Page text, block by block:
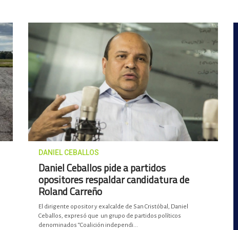
DANIEL CEBALLOS
Daniel Ceballos pide a partidos
opositores respaldar candidatura de
Roland Carreño
El dirigente opositor y exalcalde de San Cristóbal, Daniel
Ceballos, expresó que un grupo de partidos políticos
denominados “Coalición independi...